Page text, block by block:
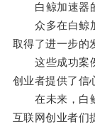
白鲸加速器的
众多在白鲸加
取得了进一步的
这些成功案例
创业者提供了信
在未来，白鲸
互联网创业者们